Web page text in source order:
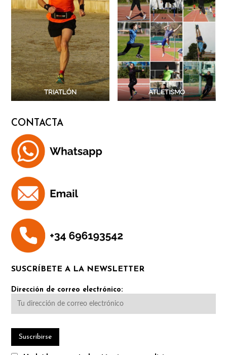
TRIATLÓN ATLETISMO
CONTACTA
SUSCRÍBETE A LA NEWSLETTER
Dirección de correo electrónico: